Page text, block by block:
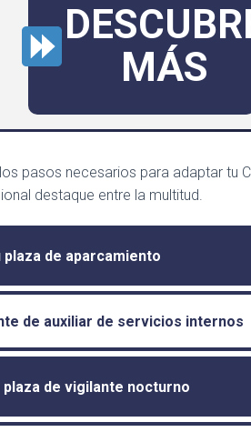
MÁS
pasos necesarios para adaptar tu
destaque entre la multitud.
de aparcamiento
de auxiliar de servicios internos
de vigilante nocturno